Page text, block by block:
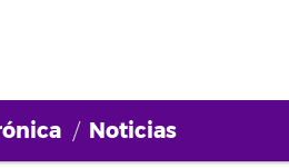
Noticias